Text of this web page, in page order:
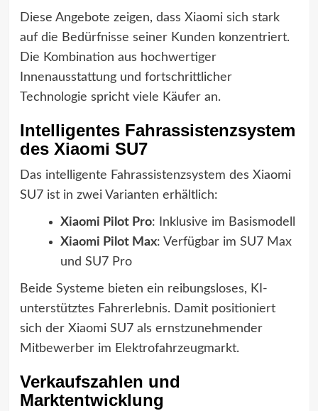
Diese Angebote zeigen, dass Xiaomi sich stark
auf die Bedürfnisse seiner Kunden konzentriert.
Die Kombination aus hochwertiger
Innenausstattung und fortschrittlicher
Technologie spricht viele Käufer an.
Intelligentes Fahrassistenzsystem
des Xiaomi SU7
Das intelligente Fahrassistenzsystem des Xiaomi
SU7 ist in zwei Varianten erhältlich:
Xiaomi Pilot Pro: Inklusive im Basismodell
Xiaomi Pilot Max: Verfügbar im SU7 Max
und SU7 Pro
Beide Systeme bieten ein reibungsloses, KI-
unterstütztes Fahrerlebnis. Damit positioniert
sich der Xiaomi SU7 als ernstzunehmender
Mitbewerber im Elektrofahrzeugmarkt.
Verkaufszahlen und
Marktentwicklung